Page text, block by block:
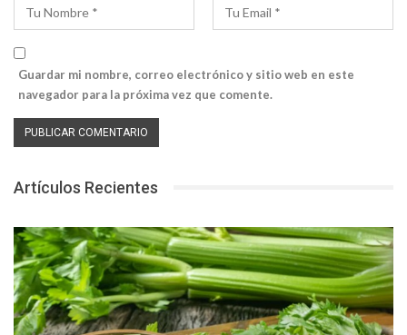
Guardar mi nombre, correo electrónico y sitio web en este
navegador para la próxima vez que comente.
Artículos Recientes